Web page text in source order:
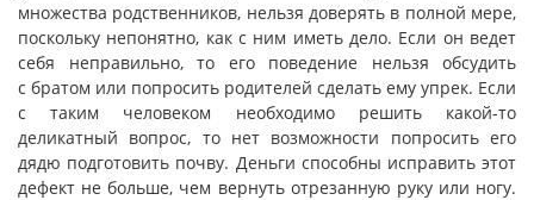
множества родственников, нельзя доверять в полной мере,
поскольку непонятно, как с ним иметь дело. Если он ведет
себя неправильно, то его поведение нельзя обсудить
с братом или попросить родителей сделать ему упрек. Если
с таким человеком необходимо решить какой-то
деликатный вопрос, то нет возможности попросить его
дядю подготовить почву. Деньги способны исправить этот
дефект не больше, чем вернуть отрезанную руку или ногу.